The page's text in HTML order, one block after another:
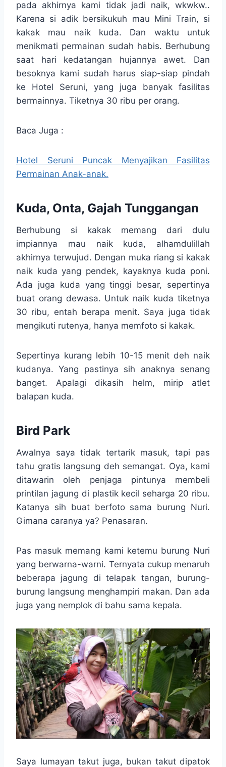
pada akhirnya kami tidak jadi naik, wkwkw..
Karena si adik bersikukuh mau Mini Train, si
kakak mau naik kuda. Dan waktu untuk
menikmati permainan sudah habis. Berhubung
saat hari kedatangan hujannya awet. Dan
besoknya kami sudah harus siap-siap pindah
ke Hotel Seruni, yang juga banyak fasilitas
bermainnya. Tiketnya 30 ribu per orang.
Baca Juga :
Hotel Seruni Puncak Menyajikan Fasilitas
Permainan Anak-anak.
Kuda, Onta, Gajah Tunggangan
Berhubung si kakak memang dari dulu
impiannya mau naik kuda, alhamdulillah
akhirnya terwujud. Dengan muka riang si kakak
naik kuda yang pendek, kayaknya kuda poni.
Ada juga kuda yang tinggi besar, sepertinya
buat orang dewasa. Untuk naik kuda tiketnya
30 ribu, entah berapa menit. Saya juga tidak
mengikuti rutenya, hanya memfoto si kakak.
Sepertinya kurang lebih 10-15 menit deh naik
kudanya. Yang pastinya sih anaknya senang
banget. Apalagi dikasih helm, mirip atlet
balapan kuda.
Bird Park
Awalnya saya tidak tertarik masuk, tapi pas
tahu gratis langsung deh semangat. Oya, kami
ditawarin oleh penjaga pintunya membeli
printilan jagung di plastik kecil seharga 20 ribu.
Katanya sih buat berfoto sama burung Nuri.
Gimana caranya ya? Penasaran.
Pas masuk memang kami ketemu burung Nuri
yang berwarna-warni. Ternyata cukup menaruh
beberapa jagung di telapak tangan, burung-
burung langsung menghampiri makan. Dan ada
juga yang nemplok di bahu sama kepala.
Saya lumayan takut juga, bukan takut dipatok